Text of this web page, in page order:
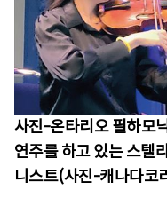
사진-온타리오 필하모
연주를 하고 있는 스텔
니스트(사진-캐나다코